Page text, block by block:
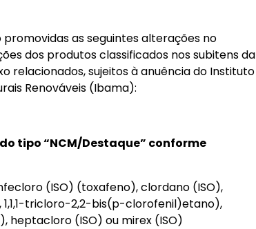
as seguintes alterações no
dos produtos classificados nos subitens da
relacionados, sujeitos à anuência do Instituto
Renováveis (Ibama):
tipo “NCM/Destaque” conforme
(ISO) (toxafeno), clordano (ISO),
tricloro-2,2-bis(p-clorofenil)etano),
heptacloro (ISO) ou mirex (ISO)